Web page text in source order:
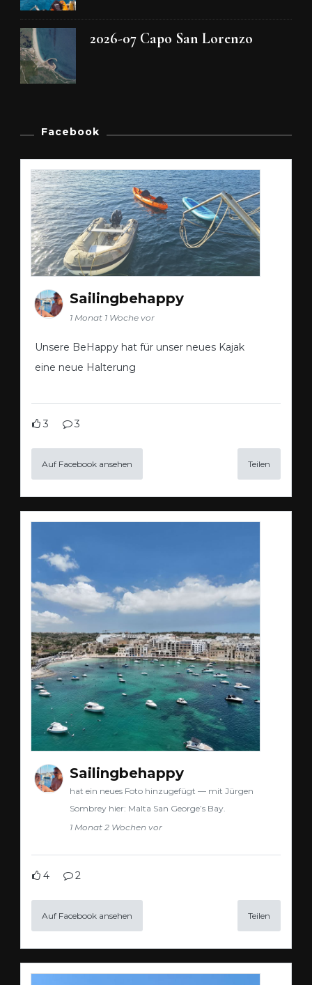
2026-07 Capo San Lorenzo
Facebook
Sailingbehappy
1 Monat 1 Woche vor
Unsere BeHappy hat für unser neues Kajak
eine neue Halterung
3 3
Auf Facebook ansehen Teilen
Sailingbehappy
hat ein neues Foto hinzugefügt — mit Jürgen
Sombrey hier: Malta San George’s Bay.
1 Monat 2 Wochen vor
4 2
Auf Facebook ansehen Teilen